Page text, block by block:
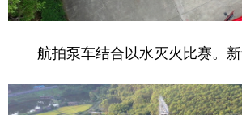
航拍泵车结合以水灭火比赛。新